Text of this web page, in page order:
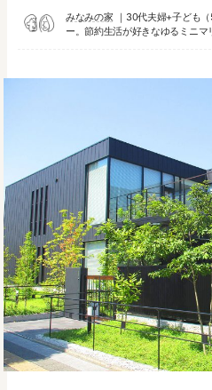
みなみの家
30代夫婦+子ども
ー。節約生活が好きなゆるミニマ